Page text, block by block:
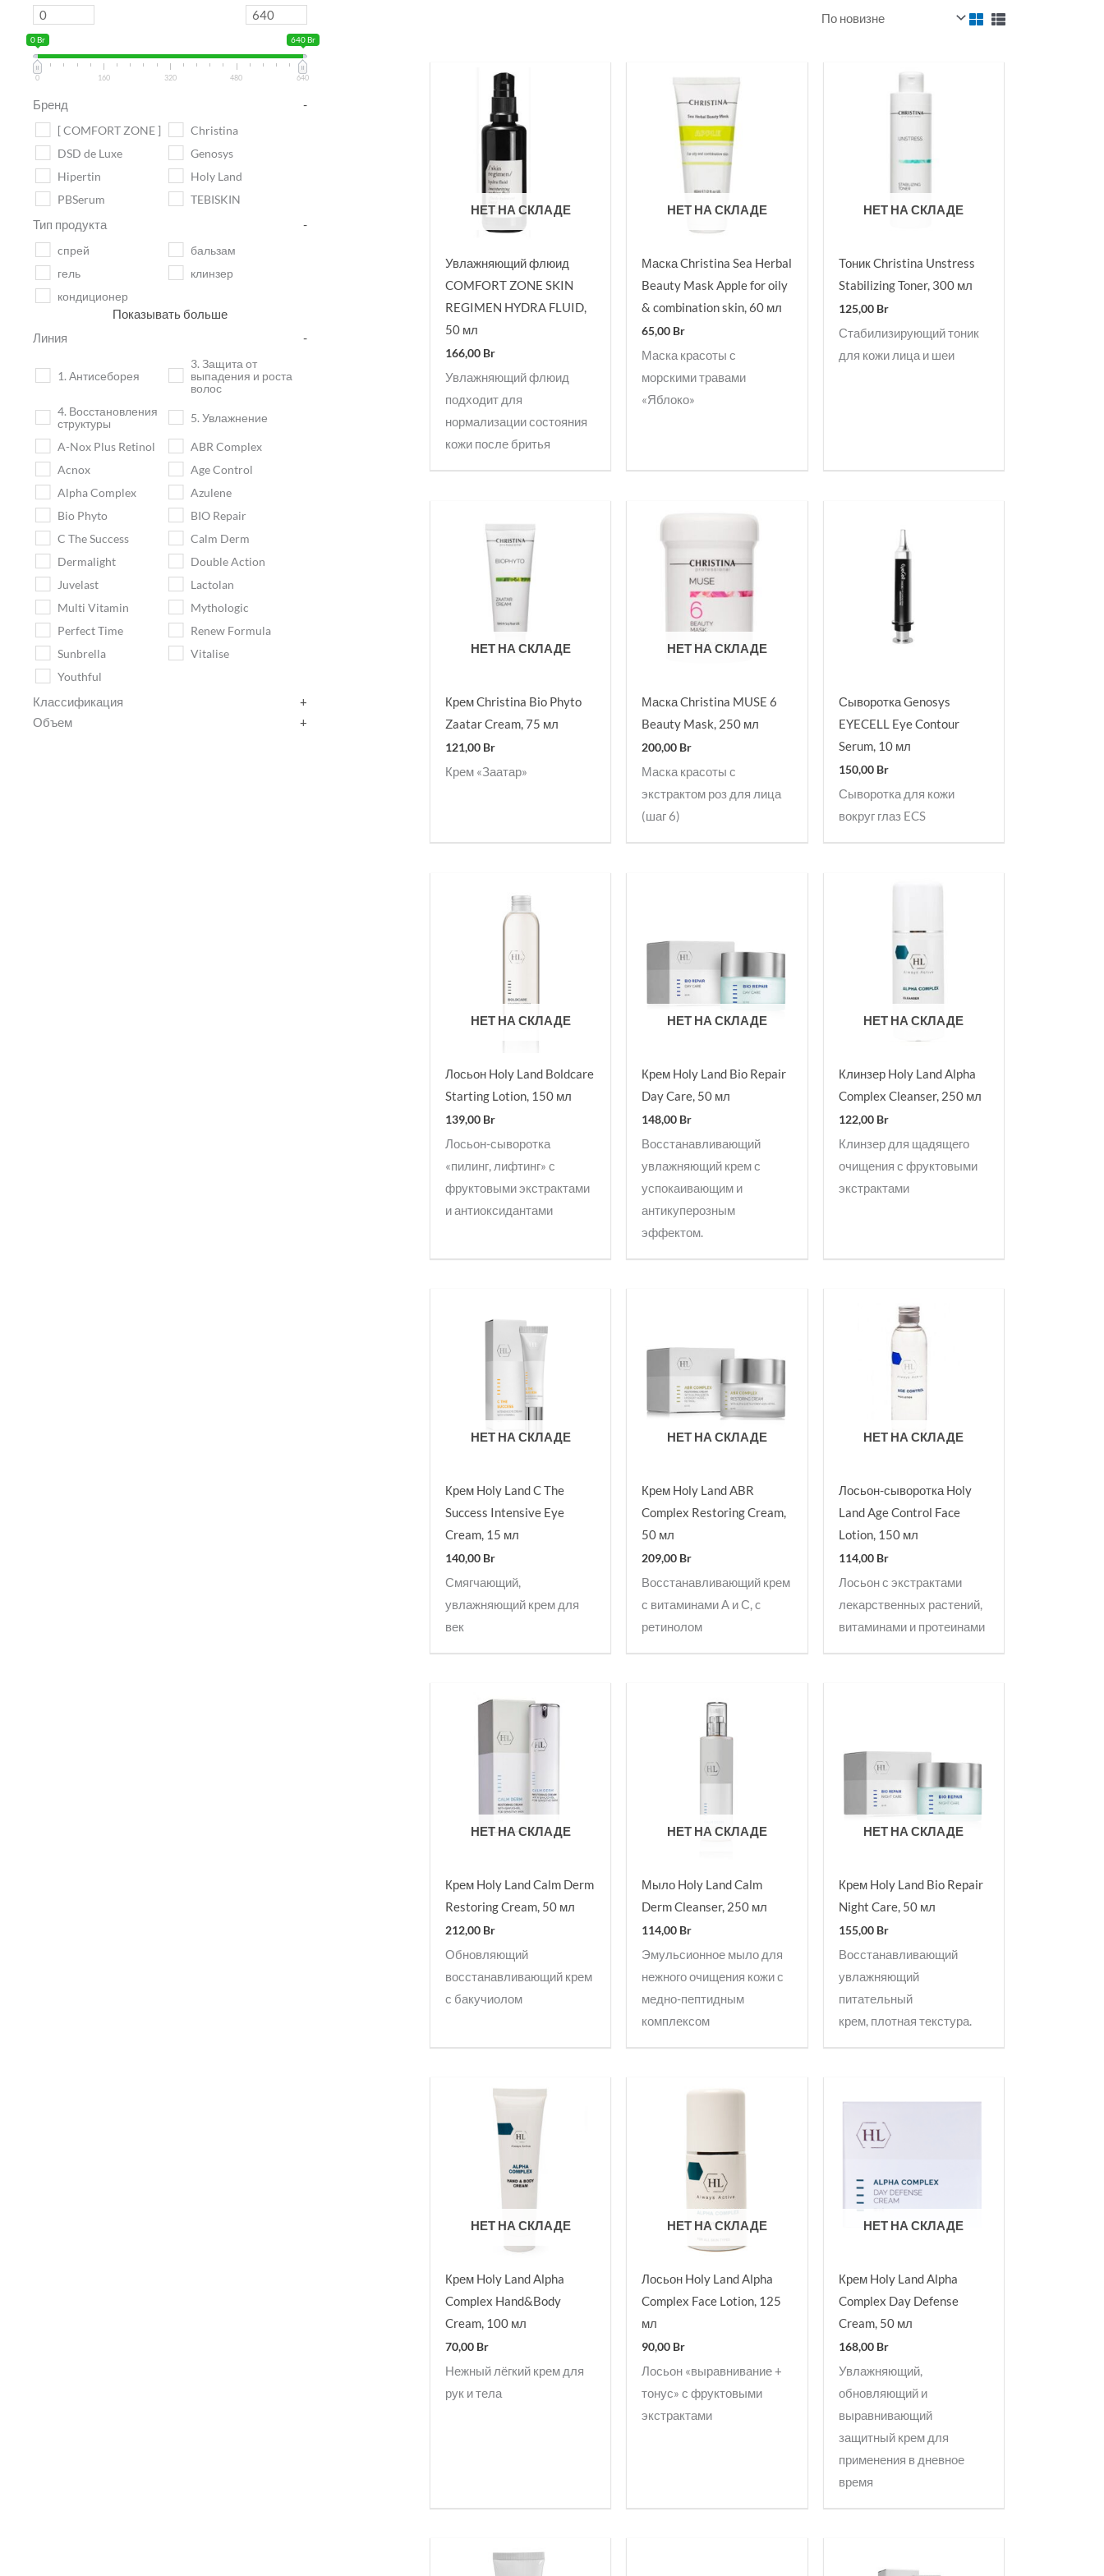
0 Br 640 Br
0 160 320 480 640
Бренд -
[ COMFORT ZONE ]
Christina
DSD de Luxe
Genosys
Hipertin
Holy Land
PBSerum
TEBISKIN
Тип продукта -
cпрей
бальзам
гель
клинзер
кондиционер
Показывать больше
Линия
-
1. Антисеборея
3. Защита от
выпадения и роста
волос
4. Восстановления
структуры
5. Увлажнение
A-Nox Plus Retinol
ABR Complex
Acnox
Age Control
Alpha Complex
Azulene
Bio Phyto
BIO Repair
C The Success
Calm Derm
Dermalight
Double Action
Juvelast
Lactolan
Multi Vitamin
Mythologic
Perfect Time
Renew Formula
Sunbrella
Vitalise
Youthful
Классификация
+
Объем
+
НЕТ НА СКЛАДЕ
Увлажняющий флюид
COMFORT ZONE SKIN
REGIMEN HYDRA FLUID,
50 мл
166,00 Br
Увлажняющий флюид
подходит для
нормализации состояния
кожи после бритья
НЕТ НА СКЛАДЕ
Маска Christina Sea Herbal
Beauty Mask Apple for oily
& combination skin, 60 мл
65,00 Br
Маска красоты с
морскими травами
«Яблоко»
НЕТ НА СКЛАДЕ
Тоник Christina Unstress
Stabilizing Toner, 300 мл
125,00 Br
Стабилизирующий тоник
для кожи лица и шеи
НЕТ НА СКЛАДЕ
Крем Christina Bio Phyto
Zaatar Cream, 75 мл
121,00 Br
Крем «Заатар»
НЕТ НА СКЛАДЕ
Маска Christina MUSE 6
Beauty Mask, 250 мл
200,00 Br
Маска красоты с
экстрактом роз для лица
(шаг 6)
Сыворотка Genosys
EYECELL Eye Contour
Serum, 10 мл
150,00 Br
Сыворотка для кожи
вокруг глаз ECS
НЕТ НА СКЛАДЕ
Лосьон Holy Land Boldcare
Starting Lotion, 150 мл
139,00 Br
Лосьон-сыворотка
«пилинг, лифтинг» с
фруктовыми экстрактами
и антиоксидантами
НЕТ НА СКЛАДЕ
Крем Holy Land Bio Repair
Day Care, 50 мл
148,00 Br
Восстанавливающий
увлажняющий крем с
успокаивающим и
антикуперозным
эффектом.
НЕТ НА СКЛАДЕ
Клинзер Holy Land Alpha
Complex Cleanser, 250 мл
122,00 Br
Клинзер для щадящего
очищения с фруктовыми
экстрактами
НЕТ НА СКЛАДЕ
Крем Holy Land C The
Success Intensive Eye
Cream, 15 мл
140,00 Br
Смягчающий,
увлажняющий крем для
век
НЕТ НА СКЛАДЕ
Крем Holy Land ABR
Complex Restoring Cream,
50 мл
209,00 Br
Восстанавливающий крем
с витаминами А и С, c
ретинолом
НЕТ НА СКЛАДЕ
Лосьон-сыворотка Holy
Land Age Control Face
Lotion, 150 мл
114,00 Br
Лосьон с экстрактами
лекарственных растений,
витаминами и протеинами
НЕТ НА СКЛАДЕ
Крем Holy Land Calm Derm
Restoring Cream, 50 мл
212,00 Br
Обновляющий
восстанавливающий крем
с бакучиолом
НЕТ НА СКЛАДЕ
Мыло Holy Land Calm
Derm Cleanser, 250 мл
114,00 Br
Эмульсионное мыло для
нежного очищения кожи с
медно-пептидным
комплексом
НЕТ НА СКЛАДЕ
Крем Holy Land Bio Repair
Night Care, 50 мл
155,00 Br
Восстанавливающий
увлажняющий
питательный
крем, плотная текстура.
НЕТ НА СКЛАДЕ
Крем Holy Land Alpha
Complex Hand&Body
Cream, 100 мл
70,00 Br
Нежный лёгкий крем для
рук и тела
НЕТ НА СКЛАДЕ
Лосьон Holy Land Alpha
Complex Face Lotion, 125
мл
90,00 Br
Лосьон «выравнивание +
тонус» с фруктовыми
экстрактами
НЕТ НА СКЛАДЕ
Крем Holy Land Alpha
Complex Day Defense
Cream, 50 мл
168,00 Br
Увлажняющий,
обновляющий и
выравнивающий
защитный крем для
применения в дневное
время